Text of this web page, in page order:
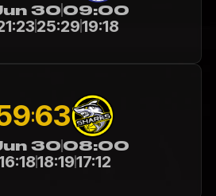
3009:00
25:2919:18
:63
3008:00
18:1917:12